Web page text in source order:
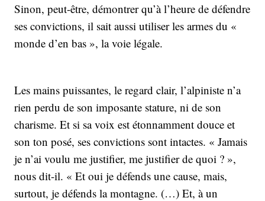
Sinon, peut-être, démontrer qu’à l’heure de défendre
ses convictions, il sait aussi utiliser les armes du «
monde d’en bas », la voie légale.
Les mains puissantes, le regard clair, l’alpiniste n’a
rien perdu de son imposante stature, ni de son
charisme. Et si sa voix est étonnamment douce et
son ton posé, ses convictions sont intactes. « Jamais
je n’ai voulu me justifier, me justifier de quoi ? »,
nous dit-il. « Et oui je défends une cause, mais,
surtout, je défends la montagne. (…) Et, à un